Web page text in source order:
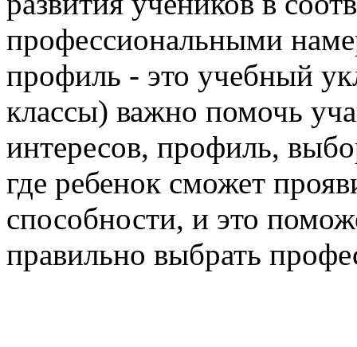
профессиональными
профиль - это учебный
классы) важно помочь
интересов, профиль,
где ребенок сможет
способности, и это
правильно выбрать